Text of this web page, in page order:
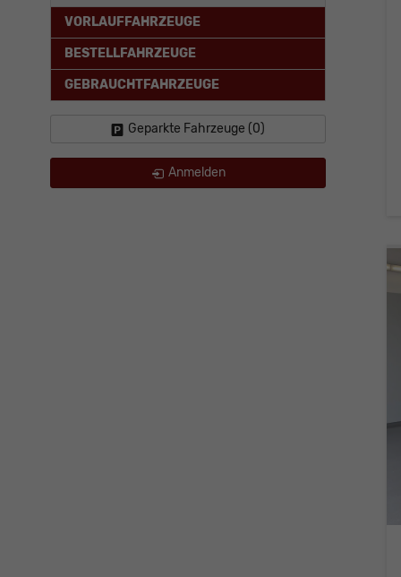
VORLAUFFAHRZEUGE
BESTELLFAHRZEUGE
GEBRAUCHTFAHRZEUGE
Geparkte Fahrzeuge (0)
Anmelden